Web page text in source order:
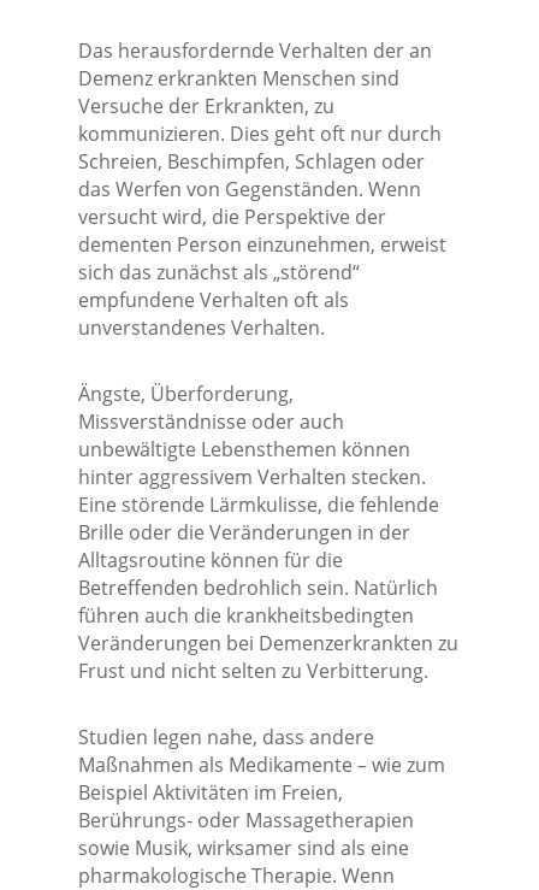
Das herausfordernde Verhalten der an
Demenz erkrankten Menschen sind
Versuche der Erkrankten, zu
kommunizieren. Dies geht oft nur durch
Schreien, Beschimpfen, Schlagen oder
das Werfen von Gegenständen. Wenn
versucht wird, die Perspektive der
dementen Person einzunehmen, erweist
sich das zunächst als „störend“
empfundene Verhalten oft als
unverstandenes Verhalten.
Ängste, Überforderung,
Missverständnisse oder auch
unbewältigte Lebensthemen können
hinter aggressivem Verhalten stecken.
Eine störende Lärmkulisse, die fehlende
Brille oder die Veränderungen in der
Alltagsroutine können für die
Betreffenden bedrohlich sein. Natürlich
führen auch die krankheitsbedingten
Veränderungen bei Demenzerkrankten zu
Frust und nicht selten zu Verbitterung.
Studien legen nahe, dass andere
Maßnahmen als Medikamente – wie zum
Beispiel Aktivitäten im Freien,
Berührungs- oder Massagetherapien
sowie Musik, wirksamer sind als eine
pharmakologische Therapie. Wenn